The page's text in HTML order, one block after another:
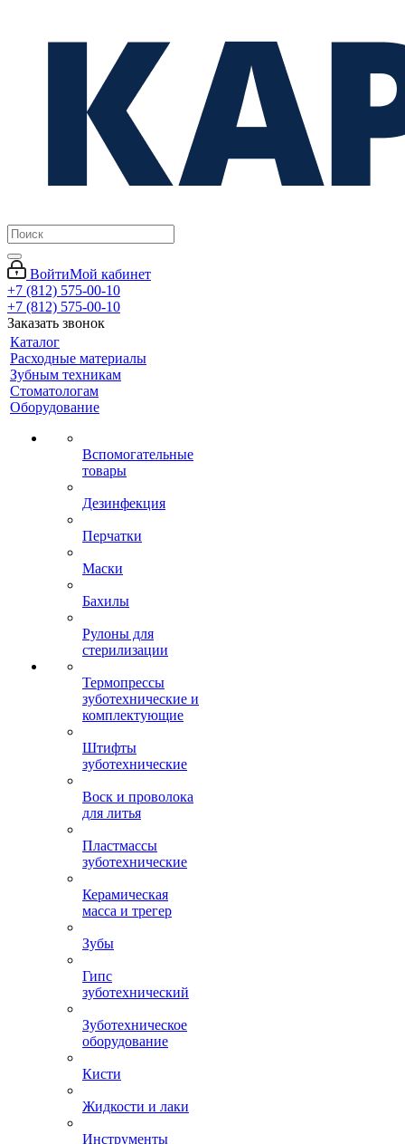
ВойтиМой кабинет
+7 (812) 575-00-10
+7 (812) 575-00-10
Заказать звонок
Каталог
Расходные материалы
Зубным техникам
Стоматологам
Оборудование
Вспомогательные
товары
Дезинфекция
Перчатки
Маски
Бахилы
Рулоны для
стерилизации
Термопрессы
зуботехнические и
комплектующие
Штифты
зуботехнические
Воск и проволока
для литья
Пластмассы
зуботехнические
Керамическая
масса и трегер
Зубы
Гипс
зуботехнический
Зуботехническое
оборудование
Кисти
Жидкости и лаки
Инструменты